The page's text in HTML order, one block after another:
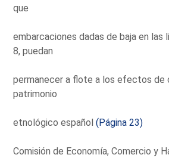
que
embarcaciones dadas de baja en las
8, puedan
permanecer a flote a los efectos de
patrimonio
etnológico español(Página 23)
Comisión de Economía, Comercio y